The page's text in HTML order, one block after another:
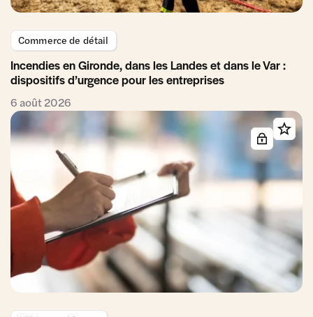
Commerce de détail
Incendies en Gironde, dans les Landes et dans le Var :
dispositifs d’urgence pour les entreprises
6 août 2026